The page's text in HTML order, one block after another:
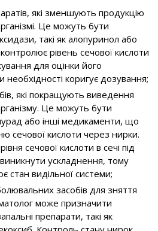
які зменшують продукцію
Це можуть бути
такі як алопуринол або
рівень сечової кислоти
для оцінки його
необхідності коригує дозування;
які покращують виведення
Це можуть бути
або інші медикаменти, що
сечової кислоти через нирки.
сечової кислоти в сечі під
ускладнення, тому
стан видільної системи;
засобів для зняття
може призначити
препарати, такі як